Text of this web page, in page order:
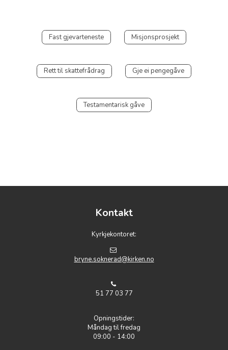
Fast gjevarteneste Misjonsprosjekt
Rett til skattefrådrag Gje ei pengegåve
Testamentarisk gåve
Kontakt
Kyrkjekontoret:
bryne.soknerad@kirken.no
51 77 03 77
Opningstider:
Måndag til fredag
09:00 - 14:00